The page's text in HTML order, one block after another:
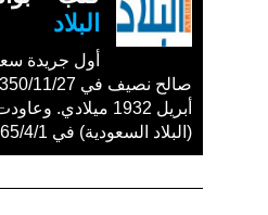
البلاد
أول جريدة
أبريل 1932 ميلادي.
(البلاد السعودية) في 1365/4/1 هـ 1946/3/4 م